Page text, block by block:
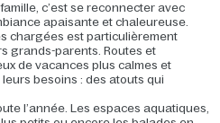
c’est se reconnecter avec
apaisante et chaleureuse.
chargées est particulièrement
grands-parents. Routes et
de vacances plus calmes et
besoins : des atouts qui
l’année. Les espaces aquatiques,